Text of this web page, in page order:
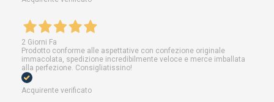
2 Giorni Fa
Prodotto conforme alle aspettative con confezione originale
immacolata, spedizione incredibilmente veloce e merce imballata
alla perfezione. Consigliatissino!
Acquirente verificato